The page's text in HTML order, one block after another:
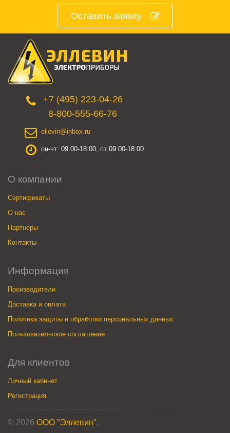
Оставить заявку
+7 (495) 223-04-26
8-800-555-66-76
ellevin@inbox.ru
пн-чт: 09:00-18:00, пт 09:00-18:00
О компании
Сертификаты
О нас
Партнеры
Контакты
Информация
Производители
Доставка и оплата
Политика защиты и обработки персональных данных
Пользовательское соглашение
Для клиентов
Личный кабинет
Регистрация
© 2026 ООО "Эллевин".